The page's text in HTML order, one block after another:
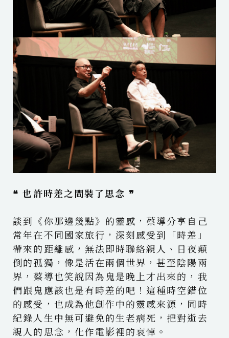
❝ 也許時差之間裝了思念 ❞
談到《你那邊幾點》的靈感，蔡導分享自己
常年在不同國家旅行，深刻感受到「時差」
帶來的距離感，無法即時聯絡親人、日夜顛
倒的孤獨，像是活在兩個世界，甚至陰陽兩
界，蔡導也笑說因為鬼是晚上才出來的，我
們跟鬼應該也是有時差的吧！這種時空錯位
的感受，也成為他創作中的靈感來源，同時
紀錄人生中無可避免的生老病死，把對逝去
親人的思念，化作電影裡的哀悼。